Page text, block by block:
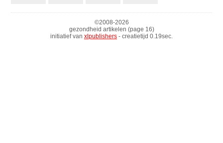
©2008-2026
gezondheid artikelen (page 16)
initiatief van xlpublishers - creatietijd 0.19sec.